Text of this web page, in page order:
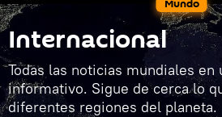
Mundo
Internacional
Todas las noticias mundiales
informativo. Sigue de cerca lo
diferentes regiones del planeta.